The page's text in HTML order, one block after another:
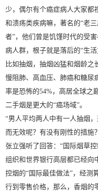
少，偶尔有个癌症病人大家都
和溃疡类疾病嘛，著名的“老
者”，他们曾是饥馑时代的受
病人群，根子就是落后的“生活
比如抽烟，抽烟凶猛和烟龄
慢阻肺、高血压、肺癌和糖尿
率是恐怖的54%，高居全球之
二手烟是更大的“癌场域”。
“男人平均两人中有一人抽烟
而无效呢？有没有刚性的措施
张立强听了回答：“国际烟草
组织和世界银行高层都已经向
控烟的“国际最佳做法”，经测
行到零售价格，那么，香烟的